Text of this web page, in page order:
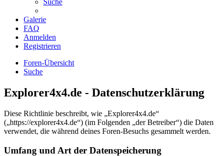
Suche
Galerie
FAQ
Anmelden
Registrieren
Foren-Übersicht
Suche
Explorer4x4.de - Datenschutzerklärung
Diese Richtlinie beschreibt, wie „Explorer4x4.de“
(„https://explorer4x4.de“) (im Folgenden „der Betreiber“) die Daten
verwendet, die während deines Foren-Besuchs gesammelt werden.
Umfang und Art der Datenspeicherung